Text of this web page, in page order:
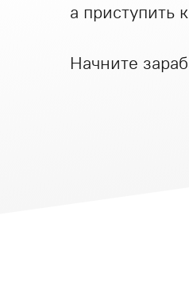
а приступить
Начните